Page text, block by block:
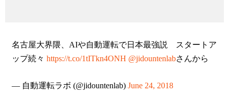
名古屋大界隈、AIや自動運転で日本最強説 スタートア
ップ続々 https://t.co/1tITkn4ONH @jidountenlabさんから
— 自動運転ラボ (@jidountenlab) June 24, 2018